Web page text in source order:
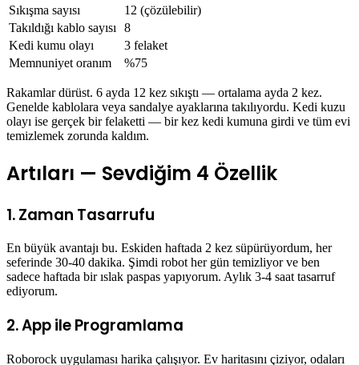
Sıkışma sayısı
12 (çözülebilir)
Takıldığı kablo sayısı
8
Kedi kumu olayı
3 felaket
Memnuniyet oranım
%75
Rakamlar dürüst. 6 ayda 12 kez sıkıştı — ortalama ayda 2 kez.
Genelde kablolara veya sandalye ayaklarına takılıyordu. Kedi kuzu
olayı ise gerçek bir felaketti — bir kez kedi kumuna girdi ve tüm evi
temizlemek zorunda kaldım.
Artıları — Sevdiğim 4 Özellik
1. Zaman Tasarrufu
En büyük avantajı bu. Eskiden haftada 2 kez süpürüyordum, her
seferinde 30-40 dakika. Şimdi robot her gün temizliyor ve ben
sadece haftada bir ıslak paspas yapıyorum. Aylık 3-4 saat tasarruf
ediyorum.
2. App ile Programlama
Roborock uygulaması harika çalışıyor. Ev haritasını çiziyor, odaları